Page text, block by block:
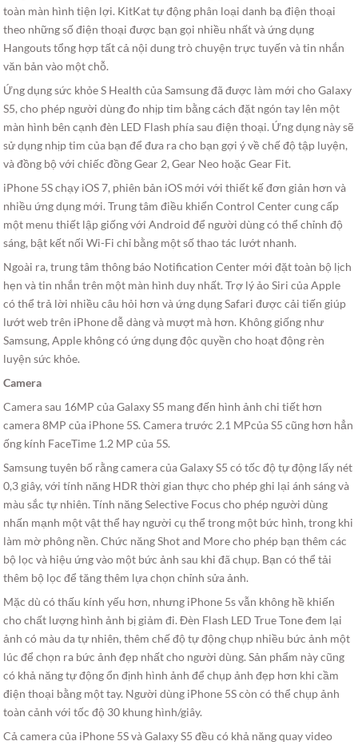
toàn màn hình tiện lợi. KitKat tự động phân loại danh bạ điện thoại
theo những số điện thoại được bạn gọi nhiều nhất và ứng dụng
Hangouts tổng hợp tất cả nội dung trò chuyện trực tuyến và tin nhắn
văn bản vào một chỗ.
Ứng dụng sức khỏe S Health của Samsung đã được làm mới cho Galaxy
S5, cho phép người dùng đo nhịp tim bằng cách đặt ngón tay lên một
màn hình bên cạnh đèn LED Flash phía sau điện thoại. Ứng dụng này sẽ
sử dụng nhịp tim của bạn để đưa ra cho bạn gợi ý về chế độ tập luyện,
và đồng bộ với chiếc đồng Gear 2, Gear Neo hoặc Gear Fit.
iPhone 5S chạy iOS 7, phiên bản iOS mới với thiết kế đơn giản hơn và
nhiều ứng dụng mới. Trung tâm điều khiển Control Center cung cấp
một menu thiết lập giống với Android để người dùng có thể chỉnh độ
sáng, bật kết nối Wi-Fi chỉ bằng một số thao tác lướt nhanh.
Ngoài ra, trung tâm thông báo Notification Center mới đặt toàn bộ lịch
hẹn và tin nhắn trên một màn hình duy nhất. Trợ lý ảo Siri của Apple
có thể trả lời nhiều câu hỏi hơn và ứng dụng Safari được cải tiến giúp
lướt web trên iPhone dễ dàng và mượt mà hơn. Không giống như
Samsung, Apple không có ứng dụng độc quyền cho hoạt động rèn
luyện sức khỏe.
Camera
Camera sau 16MP của Galaxy S5 mang đến hình ảnh chi tiết hơn
camera 8MP của iPhone 5S. Camera trước 2.1 MPcủa S5 cũng hơn hẳn
ống kính FaceTime 1.2 MP của 5S.
Samsung tuyên bố rằng camera của Galaxy S5 có tốc độ tự động lấy nét
0,3 giây, với tính năng HDR thời gian thực cho phép ghi lại ánh sáng và
màu sắc tự nhiên. Tính năng Selective Focus cho phép người dùng
nhấn mạnh một vật thể hay người cụ thể trong một bức hình, trong khi
làm mờ phông nền. Chức năng Shot and More cho phép bạn thêm các
bộ lọc và hiệu ứng vào một bức ảnh sau khi đã chụp. Bạn có thể tải
thêm bộ lọc để tăng thêm lựa chọn chỉnh sửa ảnh.
Mặc dù có thấu kính yếu hơn, nhưng iPhone 5s vẫn không hề khiến
cho chất lượng hình ảnh bị giảm đi. Đèn Flash LED True Tone đem lại
ảnh có màu da tự nhiên, thêm chế độ tự động chụp nhiều bức ảnh một
lúc để chọn ra bức ảnh đẹp nhất cho người dùng. Sản phẩm này cũng
có khả năng tự động ổn định hình ảnh để chụp ảnh đẹp hơn khi cầm
điện thoại bằng một tay. Người dùng iPhone 5S còn có thể chụp ảnh
toàn cảnh với tốc độ 30 khung hình/giây.
Cả camera của iPhone 5S và Galaxy S5 đều có khả năng quay video